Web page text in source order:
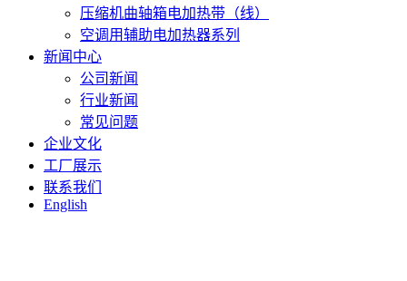
压缩机曲轴箱电加热带（线）
空调用辅助电加热器系列
新闻中心
公司新闻
行业新闻
常见问题
企业文化
工厂展示
联系我们
English